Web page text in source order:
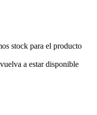
stock para el producto
a estar disponible